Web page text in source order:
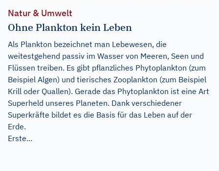
Natur & Umwelt
Ohne Plankton kein Leben
Als Plankton bezeichnet man Lebewesen, die
weitestgehend passiv im Wasser von Meeren, Seen und
Flüssen treiben. Es gibt pflanzliches Phytoplankton (zum
Beispiel Algen) und tierisches Zooplankton (zum Beispiel
Krill oder Quallen). Gerade das Phytoplankton ist eine Art
Superheld unseres Planeten. Dank verschiedener
Superkräfte bildet es die Basis für das Leben auf der
Erde.
Erste...